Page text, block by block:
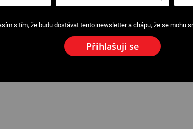
s tím, že budu dostávat tento newsletter a chápu, že se mohu
Přihlašuji se